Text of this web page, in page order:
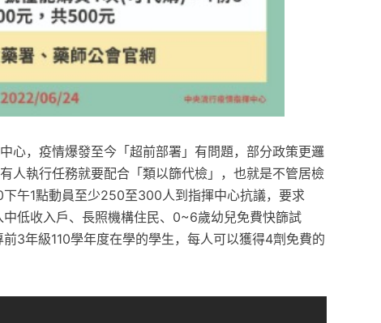
心，疫情爆發至今「超前部署」有問題，部分政策更邏
人執行任務就要配合「類以篩代檢」，也就是不管居檢
午1點動員至少250至300人到指揮中心抗議，要求
中低收入戶、長照機構住民、0~6歲幼兒免費快篩試
3年級110學年度在學的學生，每人可以獲得4劑免費的